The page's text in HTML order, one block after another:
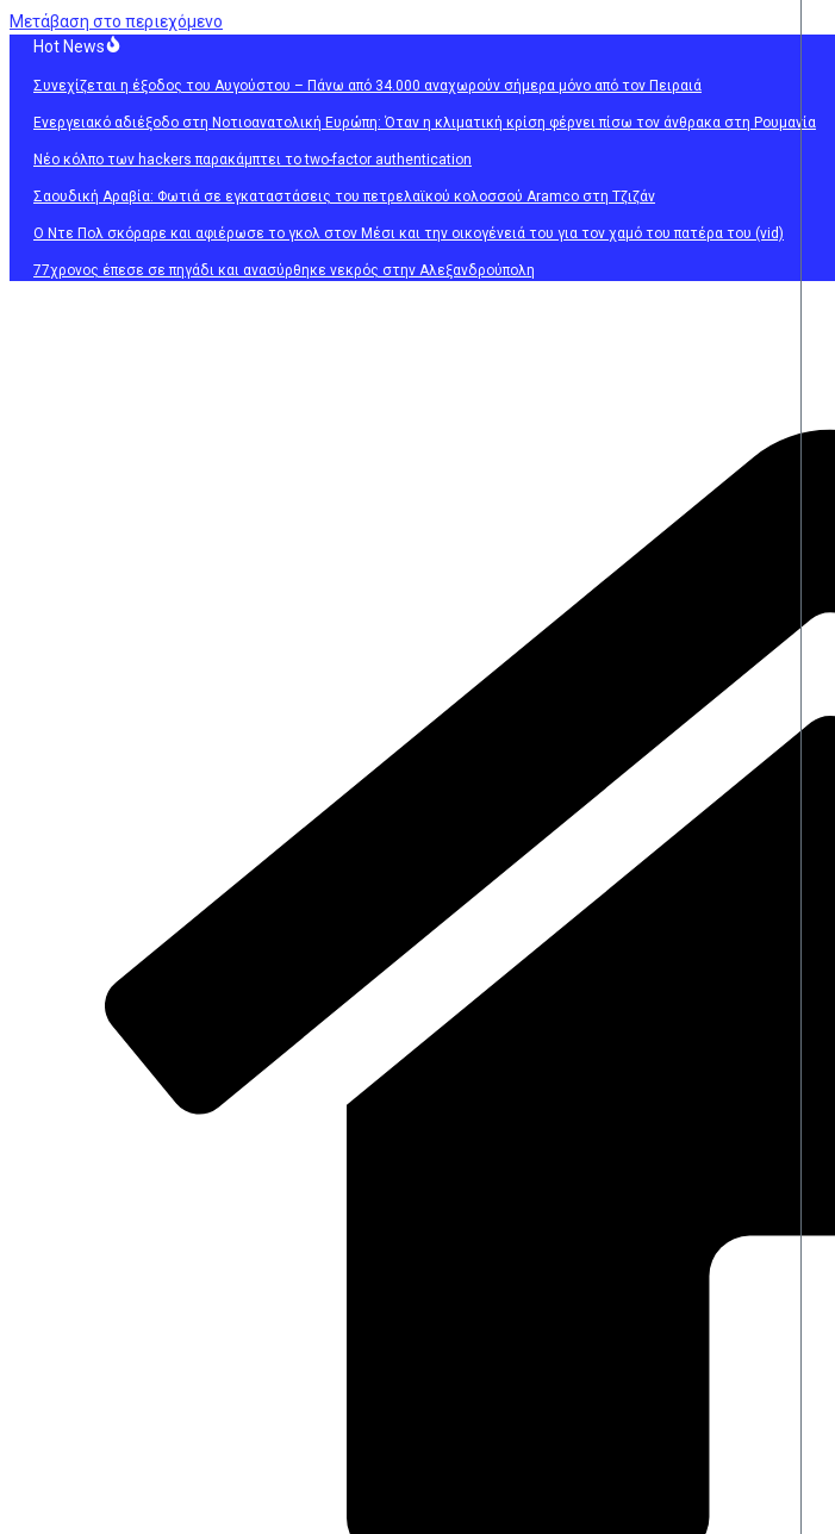
Μετάβαση στο περιεχόμενο
Hot News
Συνεχίζεται η έξοδος του Αυγούστου – Πάνω από 34.000 αναχωρούν σήμερα μόνο από τον Πειραιά
Ενεργειακό αδιέξοδο στη Νοτιοανατολική Ευρώπη: Όταν η κλιματική κρίση φέρνει πίσω τον άνθρακα στη Ρουμανία
Νέο κόλπο των hackers παρακάμπτει το two-factor authentication
Σαουδική Αραβία: Φωτιά σε εγκαταστάσεις του πετρελαϊκού κολοσσού Aramco στη Τζιζάν
Ο Ντε Πολ σκόραρε και αφιέρωσε το γκολ στον Μέσι και την οικογένειά του για τον χαμό του πατέρα του (vid)
77χρονος έπεσε σε πηγάδι και ανασύρθηκε νεκρός στην Αλεξανδρούπολη